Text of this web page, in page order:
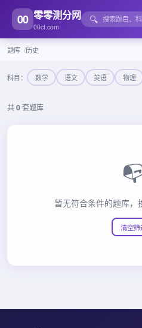
00 零零测分网
00cf.com
🔍
题库 历史
科目： 数学 语文 英语 物理
共0套题库
暂无符合条件的题库，
清空筛